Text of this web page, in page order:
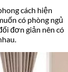
cách hiện
có phòng ngủ
đơn giản nên có